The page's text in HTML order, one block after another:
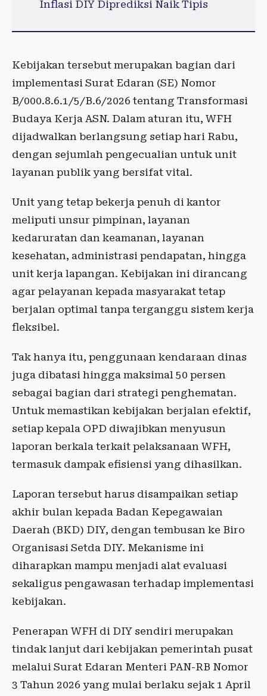
Inflasi DIY Diprediksi Naik Tipis
Kebijakan tersebut merupakan bagian dari
implementasi Surat Edaran (SE) Nomor
B/000.8.6.1/5/B.6/2026 tentang Transformasi
Budaya Kerja ASN. Dalam aturan itu, WFH
dijadwalkan berlangsung setiap hari Rabu,
dengan sejumlah pengecualian untuk unit
layanan publik yang bersifat vital.
Unit yang tetap bekerja penuh di kantor
meliputi unsur pimpinan, layanan
kedaruratan dan keamanan, layanan
kesehatan, administrasi pendapatan, hingga
unit kerja lapangan. Kebijakan ini dirancang
agar pelayanan kepada masyarakat tetap
berjalan optimal tanpa terganggu sistem kerja
fleksibel.
Tak hanya itu, penggunaan kendaraan dinas
juga dibatasi hingga maksimal 50 persen
sebagai bagian dari strategi penghematan.
Untuk memastikan kebijakan berjalan efektif,
setiap kepala OPD diwajibkan menyusun
laporan berkala terkait pelaksanaan WFH,
termasuk dampak efisiensi yang dihasilkan.
Laporan tersebut harus disampaikan setiap
akhir bulan kepada Badan Kepegawaian
Daerah (BKD) DIY, dengan tembusan ke Biro
Organisasi Setda DIY. Mekanisme ini
diharapkan mampu menjadi alat evaluasi
sekaligus pengawasan terhadap implementasi
kebijakan.
Penerapan WFH di DIY sendiri merupakan
tindak lanjut dari kebijakan pemerintah pusat
melalui Surat Edaran Menteri PAN-RB Nomor
3 Tahun 2026 yang mulai berlaku sejak 1 April